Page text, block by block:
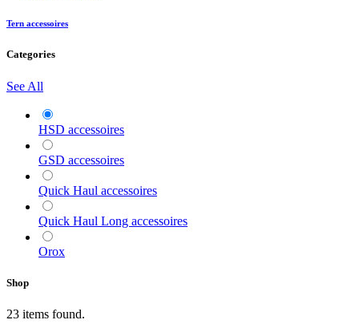
Tern accessoires
Categories
See All
HSD accessoires
GSD accessoires
Quick Haul accessoires
Quick Haul Long accessoires
Orox
Shop
23 items found.